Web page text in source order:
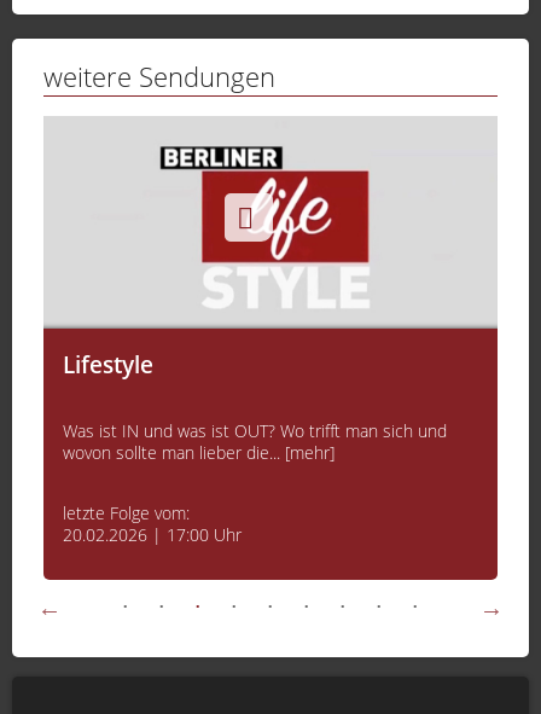
weitere Sendungen
Lifestyle
Was ist IN und was ist OUT? Wo trifft man sich und
wovon sollte man lieber die... [mehr]
letzte Folge vom:
20.02.2026 | 17:00 Uhr